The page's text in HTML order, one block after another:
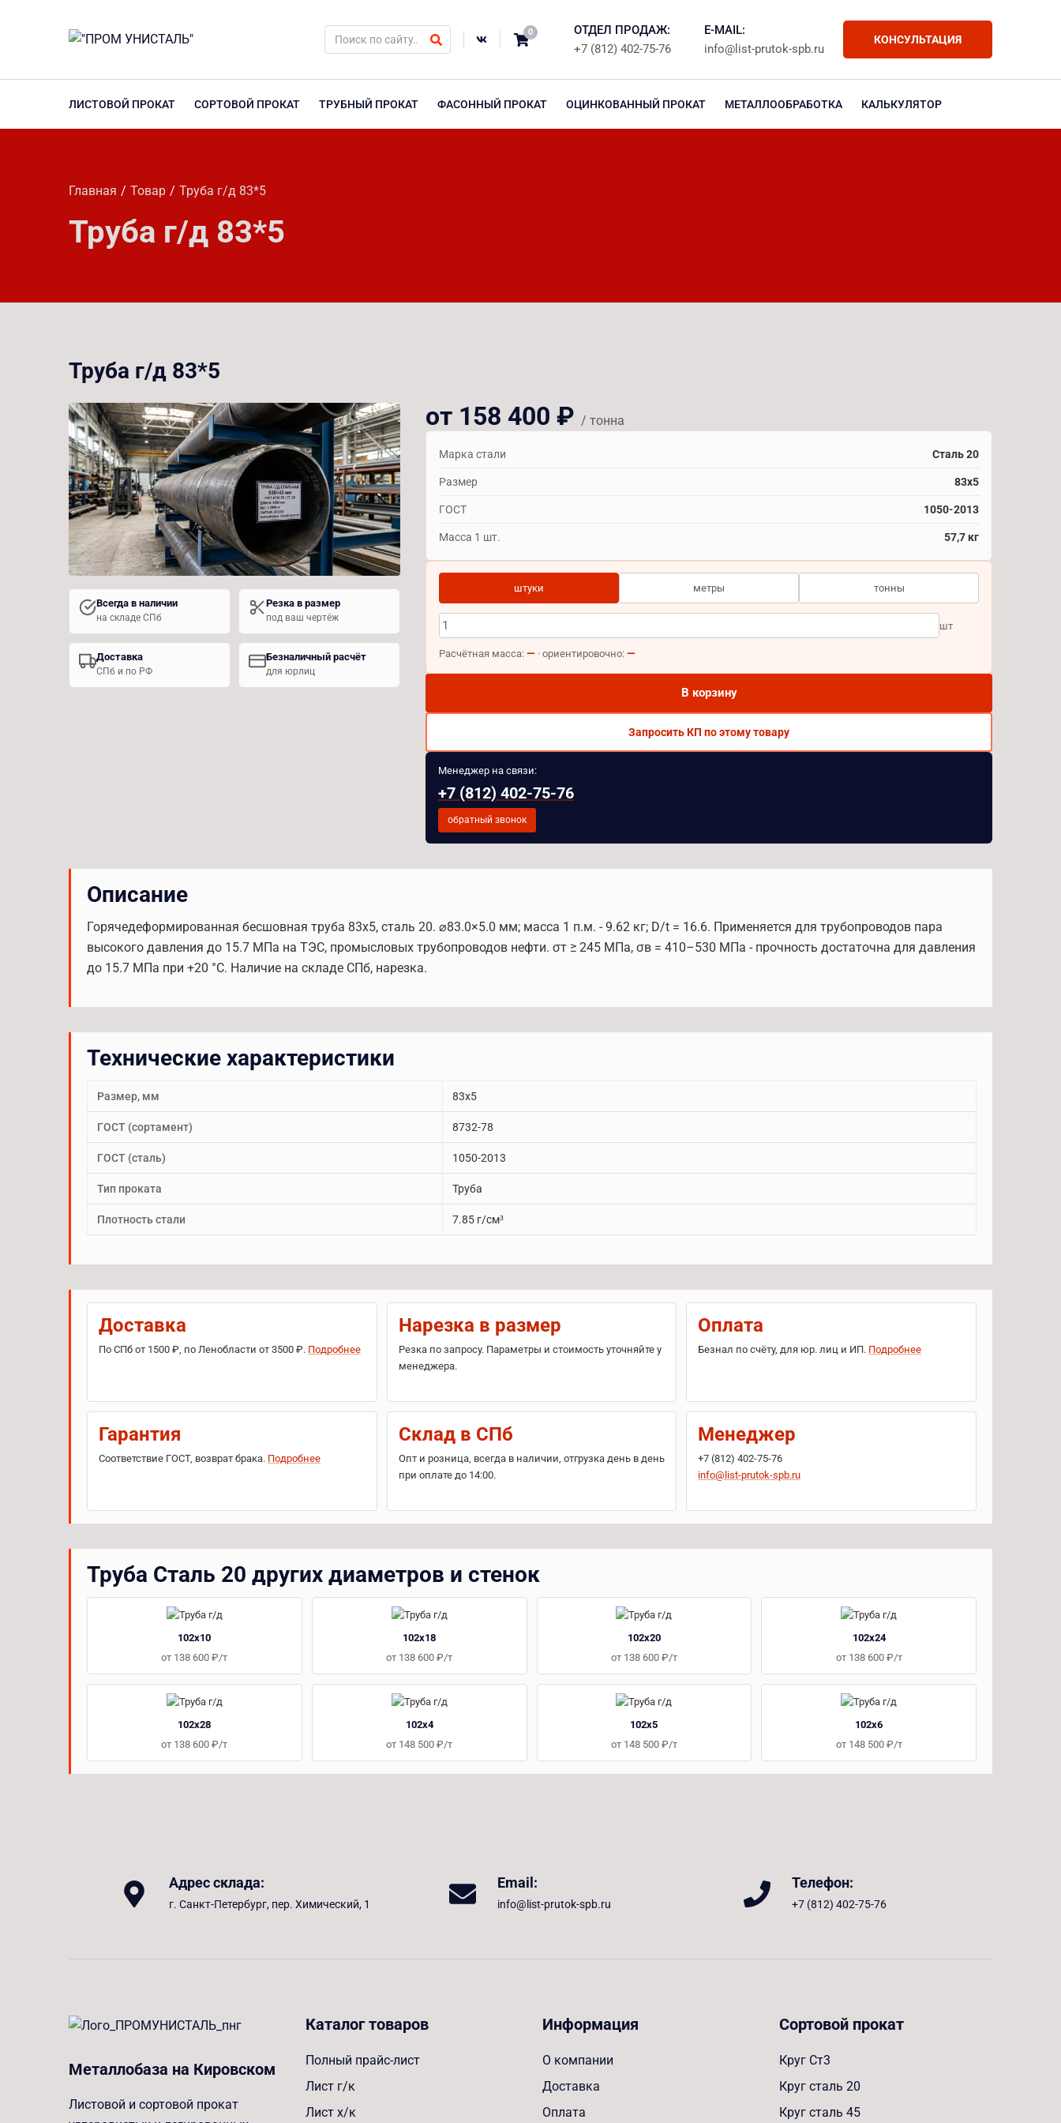
0
КОНСУЛЬТАЦИЯ
ОТДЕЛ ПРОДАЖ:
+7 (812) 402-75-76
E-MAIL:
info@list-prutok-spb.ru
ЛИСТОВОЙ ПРОКАТ СОРТОВОЙ ПРОКАТ ТРУБНЫЙ ПРОКАТ ФАСОННЫЙ ПРОКАТ ОЦИНКОВАННЫЙ ПРОКАТ МЕТАЛЛООБРАБОТКА КАЛЬКУЛЯТОР
Главная Товар Труба г/д 83*5
Труба г/д 83*5
Труба г/д 83*5
Всегда в наличии
на складе СПб
Резка в размер
под ваш чертёж
Доставка
СПб и по РФ
Безналичный расчёт
для юрлиц
от 158 400 ₽ / тонна
Марка стали Сталь 20
Размер 83x5
ГОСТ 1050-2013
Масса 1 шт. 57,7 кг
штуки метры тонны
шт
Расчётная масса: — · ориентировочно: —
В корзину
Запросить КП по этому товару
Менеджер на связи:
+7 (812) 402-75-76
обратный звонок
Описание
Горячедеформированная бесшовная труба 83x5, сталь 20. ⌀83.0×5.0 мм; масса 1 п.м. - 9.62 кг; D/t = 16.6. Применяется для трубопроводов пара
высокого давления до 15.7 МПа на ТЭС, промысловых трубопроводов нефти. σт ≥ 245 МПа, σв = 410–530 МПа - прочность достаточна для давления
до 15.7 МПа при +20 °С. Наличие на складе СПб, нарезка.
Технические характеристики
Размер, мм 83x5
ГОСТ (сортамент) 8732-78
ГОСТ (сталь) 1050-2013
Тип проката Труба
Плотность стали 7.85 г/см³
Доставка
По СПб от 1500 ₽, по Ленобласти от 3500 ₽. Подробнее
Нарезка в размер
Резка по запросу. Параметры и стоимость уточняйте у
менеджера.
Оплата
Безнал по счёту, для юр. лиц и ИП. Подробнее
Гарантия
Соответствие ГОСТ, возврат брака. Подробнее
Склад в СПб
Опт и розница, всегда в наличии, отгрузка день в день
при оплате до 14:00.
Менеджер
+7 (812) 402-75-76
info@list-prutok-spb.ru
Труба Сталь 20 других диаметров и стенок
102x10
от 138 600 ₽/т
102x18
от 138 600 ₽/т
102x20
от 138 600 ₽/т
102x24
от 138 600 ₽/т
102x28
от 138 600 ₽/т
102x4
от 148 500 ₽/т
102x5
от 148 500 ₽/т
102x6
от 148 500 ₽/т
Адрес склада:
г. Санкт-Петербург, пер. Химический, 1
Email:
info@list-prutok-spb.ru
Телефон:
+7 (812) 402-75-76
Металлобаза на Кировском
Листовой и сортовой прокат
Каталог товаров
Полный прайс-лист
Лист г/к
Лист х/к
Информация
О компании
Доставка
Оплата
Сортовой прокат
Круг Ст3
Круг сталь 20
Круг сталь 45